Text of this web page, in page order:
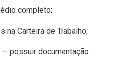
completo;
na Carteira de Trabalho;
– possuir documentação